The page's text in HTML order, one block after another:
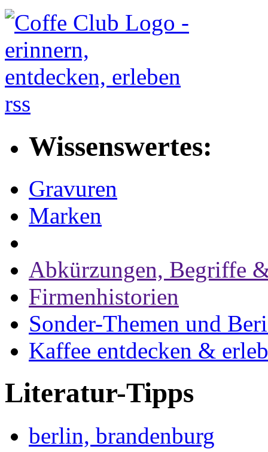
rss
Wissenswertes:
Gravuren
Marken
Abkürzungen, Begriffe
Firmenhistorien
Sonder-Themen und
Kaffee entdecken &
Literatur-Tipps
berlin, brandenburg